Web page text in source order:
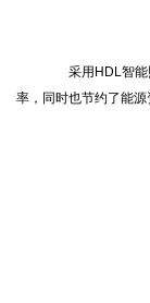
采用HDL智能
率，同时也节约了能源